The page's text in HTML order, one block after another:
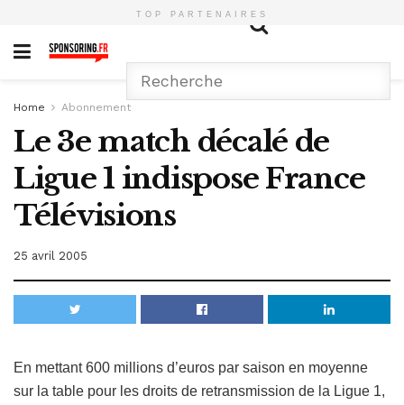
TOP PARTENAIRES
Home Abonnement
Le 3e match décalé de
Ligue 1 indispose France
Télévisions
25 avril 2005
En mettant 600 millions d’euros par saison en moyenne
sur la table pour les droits de retransmission de la Ligue 1,